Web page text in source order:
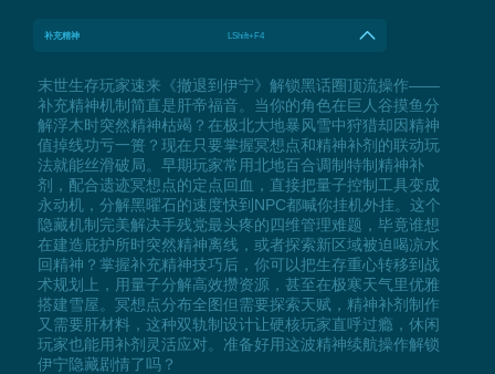
补充精神 LShift+F4
末世生存玩家速来《撤退到伊宁》解锁黑话圈顶流操作——
补充精神机制简直是肝帝福音。当你的角色在巨人谷摸鱼分
解浮木时突然精神枯竭？在极北大地暴风雪中狩猎却因精神
值掉线功亏一篑？现在只要掌握冥想点和精神补剂的联动玩
法就能丝滑破局。早期玩家常用北地百合调制特制精神补
剂，配合遗迹冥想点的定点回血，直接把量子控制工具变成
永动机，分解黑曜石的速度快到NPC都喊你挂机外挂。这个
隐藏机制完美解决手残党最头疼的四维管理难题，毕竟谁想
在建造庇护所时突然精神离线，或者探索新区域被迫喝凉水
回精神？掌握补充精神技巧后，你可以把生存重心转移到战
术规划上，用量子分解高效攒资源，甚至在极寒天气里优雅
搭建雪屋。冥想点分布全图但需要探索天赋，精神补剂制作
又需要肝材料，这种双轨制设计让硬核玩家直呼过瘾，休闲
玩家也能用补剂灵活应对。准备好用这波精神续航操作解锁
伊宁隐藏剧情了吗？